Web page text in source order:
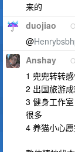
来的
duojiao
@
Anshay
1 兜兜转转
2 出国旅游
3 健身工作
很多
4 养猫小心